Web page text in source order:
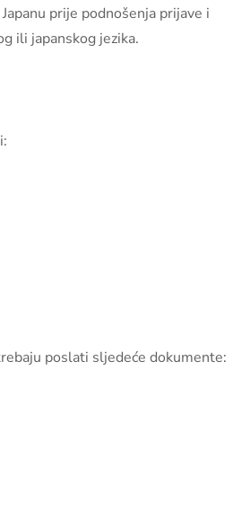
prije podnošenja prijave i
ili japanskog jezika.
poslati sljedeće dokumente: